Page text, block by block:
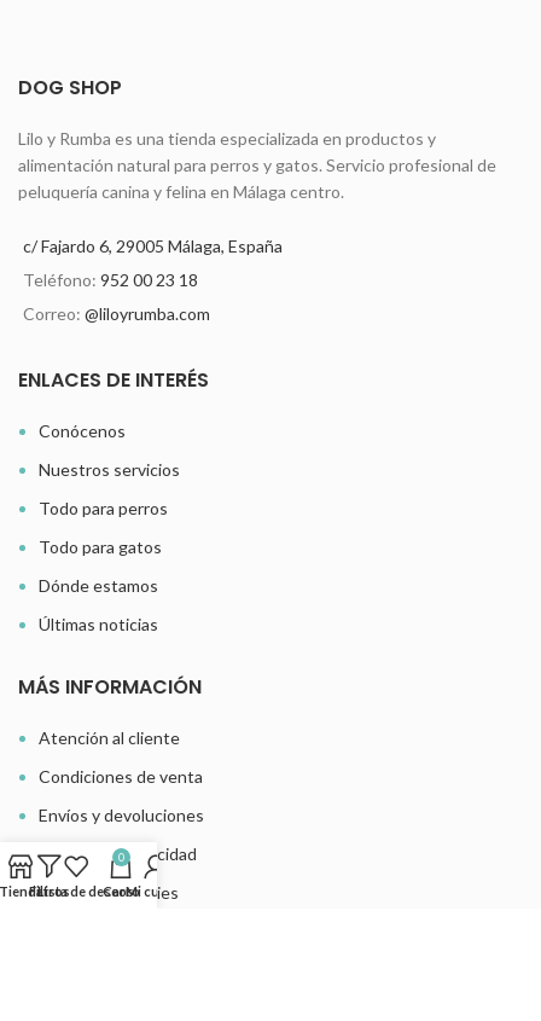
DOG SHOP
Lilo y Rumba es una tienda especializada en productos y
alimentación natural para perros y gatos. Servicio profesional de
peluquería canina y felina en Málaga centro.
c/ Fajardo 6, 29005 Málaga, España
Teléfono: 952 00 23 18
Correo: @liloyrumba.com
ENLACES DE INTERÉS
Conócenos
Nuestros servicios
Todo para perros
Todo para gatos
Dónde estamos
Últimas noticias
MÁS INFORMACIÓN
Atención al cliente
Condiciones de venta
Envíos y devoluciones
Política de privacidad
Política de cookies
Filtros
Lista de deseos
0
CarroMi cuenta